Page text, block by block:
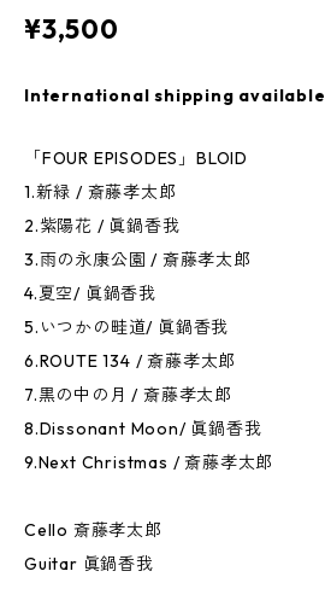
¥3,500
International shipping available
「FOUR EPISODES」BLOID
1.新緑 / 斎藤孝太郎
2.紫陽花 / 眞鍋香我
3.雨の永康公園 / 斎藤孝太郎
4.夏空/ 眞鍋香我
5.いつかの畦道/ 眞鍋香我
6.ROUTE 134 / 斎藤孝太郎
7.黒の中の月 / 斎藤孝太郎
8.Dissonant Moon/ 眞鍋香我
9.Next Christmas / 斎藤孝太郎
Cello 斎藤孝太郎
Guitar 眞鍋香我